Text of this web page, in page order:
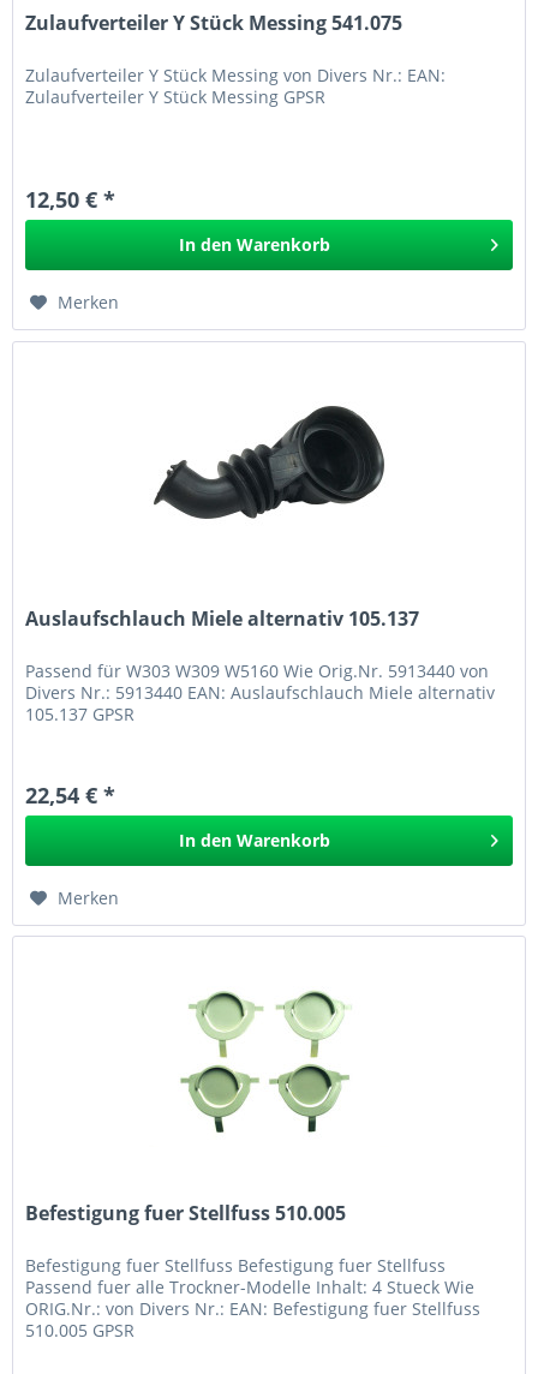
Zulaufverteiler Y Stück Messing 541.075
Zulaufverteiler Y Stück Messing von Divers Nr.: EAN:
Zulaufverteiler Y Stück Messing GPSR
12,50 € *
In den Warenkorb
Merken
Auslaufschlauch Miele alternativ 105.137
Passend für W303 W309 W5160 Wie Orig.Nr. 5913440 von
Divers Nr.: 5913440 EAN: Auslaufschlauch Miele alternativ
105.137 GPSR
22,54 € *
In den Warenkorb
Merken
Befestigung fuer Stellfuss 510.005
Befestigung fuer Stellfuss Befestigung fuer Stellfuss
Passend fuer alle Trockner-Modelle Inhalt: 4 Stueck Wie
ORIG.Nr.: von Divers Nr.: EAN: Befestigung fuer Stellfuss
510.005 GPSR